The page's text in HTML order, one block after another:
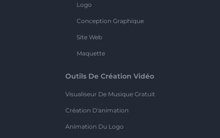
Logo
Conception Graphique
Site Web
Maquette
Outils De Création Vidéo
Visualiseur De Musique Gratuit
Création D'animation
Animation Du Logo